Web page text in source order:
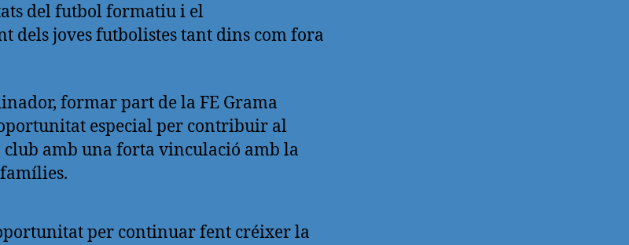
del futbol formatiu i el
dels joves futbolistes tant dins com fora
formar part de la FE Grama
especial per contribuir al
club amb una forta vinculació amb la
per continuar fent créixer la